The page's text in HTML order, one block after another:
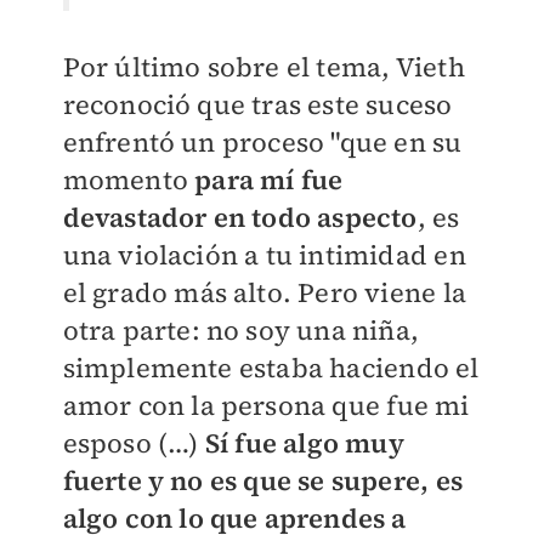
Por último sobre el tema, Vieth
reconoció que tras este suceso
enfrentó un proceso "que en su
momentopara mí fue
devastador en todo aspecto, es
una violación a tu intimidad en
el grado más alto. Pero viene la
otra parte: no soy una niña,
simplemente estaba haciendo el
amor con la persona que fue mi
esposo (…) Sí fue algo muy
fuerte y no es que se supere, es
algo con lo que aprendes a